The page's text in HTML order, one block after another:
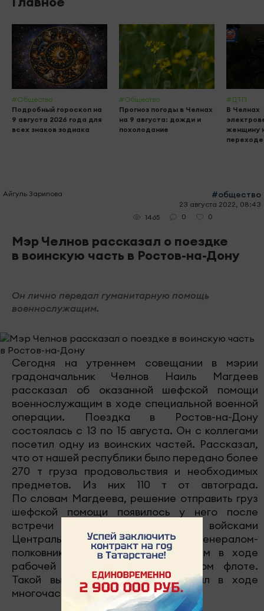
#Общество
Подробный гороскоп на
9 августа 2026 года для
всех знаков зодиака
#Общество
Прогноз погоды в Челнах
на 9 августа: дожди и
похолодание
#ДТП
В Челнах
женщину
переходе
Айгуль Зарипова #общество
23 августа 2022, 08:43
1465
0 0
Мэр Челнов рассказал о поездке
в воинскую часть в Ростов-на-Дону
Он лично передал гуманитарную помощь
военнослужащим.
Сегодня на утреннем совещании в мэрии
градоначальник Челнов Наиль Магдеев
рассказал об оказанной шефской помощи
военнослужащим в ходе специальной военной
операции. Поездка в Ростов-на-Дону
состоялась с 13 по 15 августа. Он с коллегами
посетил одну из воинских частей. Рассказал,
что от нашей республики было передано более
270 т груза продовольствия и необходимых
предметов. Из них 110 т от автограда.
По словам Магдеева, решение отправить груз
шефской помощи появилось у него после
встречи с командующим войсками
Центрального военного округа, генералом-
полковником Александром Лапиным в ходе
рабочей встречи на черноморском флоте.
Такой вывод он для себя сделал в ходе
многочасовой беседы с ним.